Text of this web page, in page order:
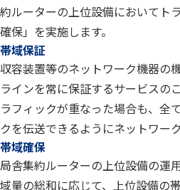
約ルーターの上位設備においてト
確保」を実施します。
帯域保証
収容装置等のネットワーク機器の
ラインを常に保証するサービスの
ラフィックが重なった場合も、全
クを伝送できるようにネットワー
帯域確保
局舎集約ルーターの上位設備の運
域量の総和に応じて、上位設備の